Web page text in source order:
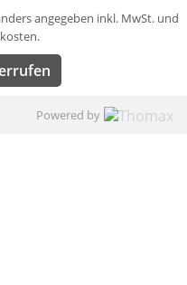
angegeben inkl. MwSt. und
Powered by